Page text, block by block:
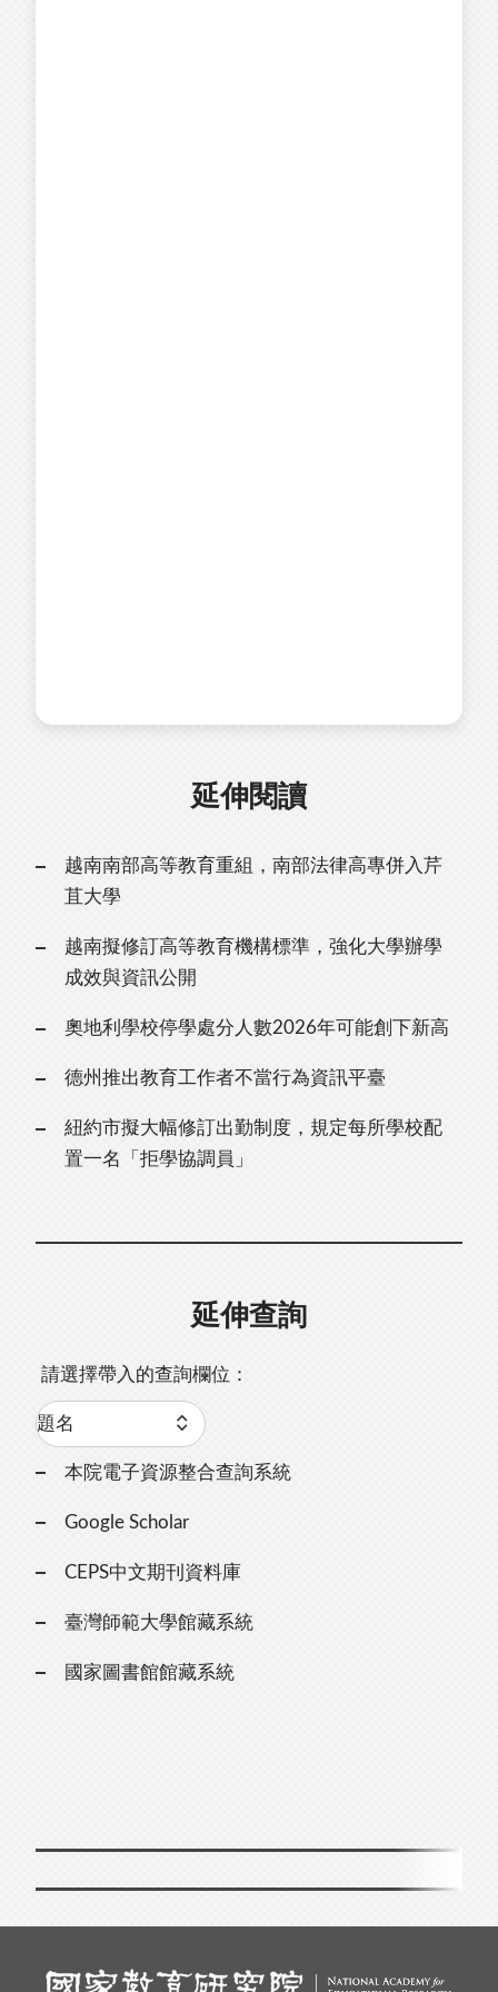
延伸閱讀
越南南部高等教育重組，南部法律高專併入芹
苴大學
越南擬修訂高等教育機構標準，強化大學辦學
成效與資訊公開
奧地利學校停學處分人數2026年可能創下新高
德州推出教育工作者不當行為資訊平臺
紐約市擬大幅修訂出勤制度，規定每所學校配
置一名「拒學協調員」
延伸查詢
請選擇帶入的查詢欄位：
本院電子資源整合查詢系統
Google Scholar
CEPS中文期刊資料庫
臺灣師範大學館藏系統
國家圖書館館藏系統